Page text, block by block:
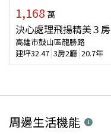
1,168 萬
決心處理飛揚精美３房
高雄市鼓山區龍勝路
建坪32.47 3房2廳 20.7年
周邊生活機能